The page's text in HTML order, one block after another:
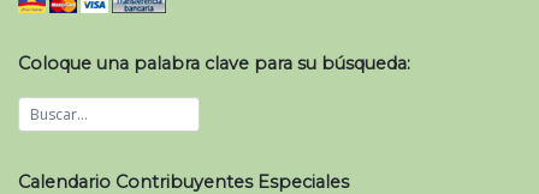
Coloque una palabra clave para su búsqueda:
Calendario Contribuyentes Especiales